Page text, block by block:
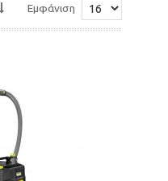
Εμφάνιση